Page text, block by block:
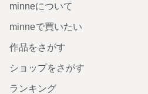
minneについて
minneで買いたい
作品をさがす
ショップをさがす
ランキング